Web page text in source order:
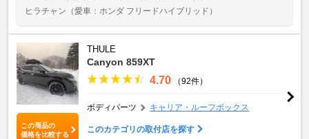
ヒラチャン （愛車：ホンダ フリードハイブリッド）
この商品の
価格を比較する
THULE
Canyon 859XT
4.70 （92件）
ボディパーツ キャリア・ルーフボックス
このカテゴリの取付店を探す